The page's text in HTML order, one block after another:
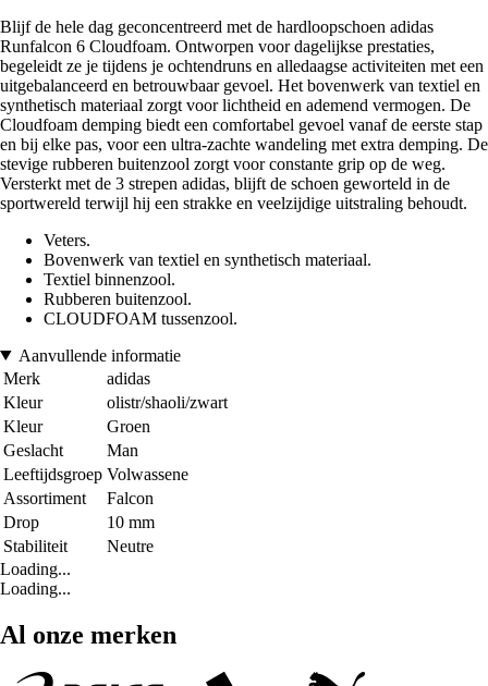
Blijf de hele dag geconcentreerd met de hardloopschoen adidas
Runfalcon 6 Cloudfoam. Ontworpen voor dagelijkse prestaties,
begeleidt ze je tijdens je ochtendruns en alledaagse activiteiten met een
uitgebalanceerd en betrouwbaar gevoel. Het bovenwerk van textiel en
synthetisch materiaal zorgt voor lichtheid en ademend vermogen. De
Cloudfoam demping biedt een comfortabel gevoel vanaf de eerste stap
en bij elke pas, voor een ultra-zachte wandeling met extra demping. De
stevige rubberen buitenzool zorgt voor constante grip op de weg.
Versterkt met de 3 strepen adidas, blijft de schoen geworteld in de
sportwereld terwijl hij een strakke en veelzijdige uitstraling behoudt.
Veters.
Bovenwerk van textiel en synthetisch materiaal.
Textiel binnenzool.
Rubberen buitenzool.
CLOUDFOAM tussenzool.
Aanvullende informatie
Merk
adidas
Kleur
olistr/shaoli/zwart
Kleur
Groen
Geslacht
Man
Leeftijdsgroep Volwassene
Assortiment
Falcon
Drop
10 mm
Stabiliteit
Neutre
Loading...
Loading...
Al onze merken